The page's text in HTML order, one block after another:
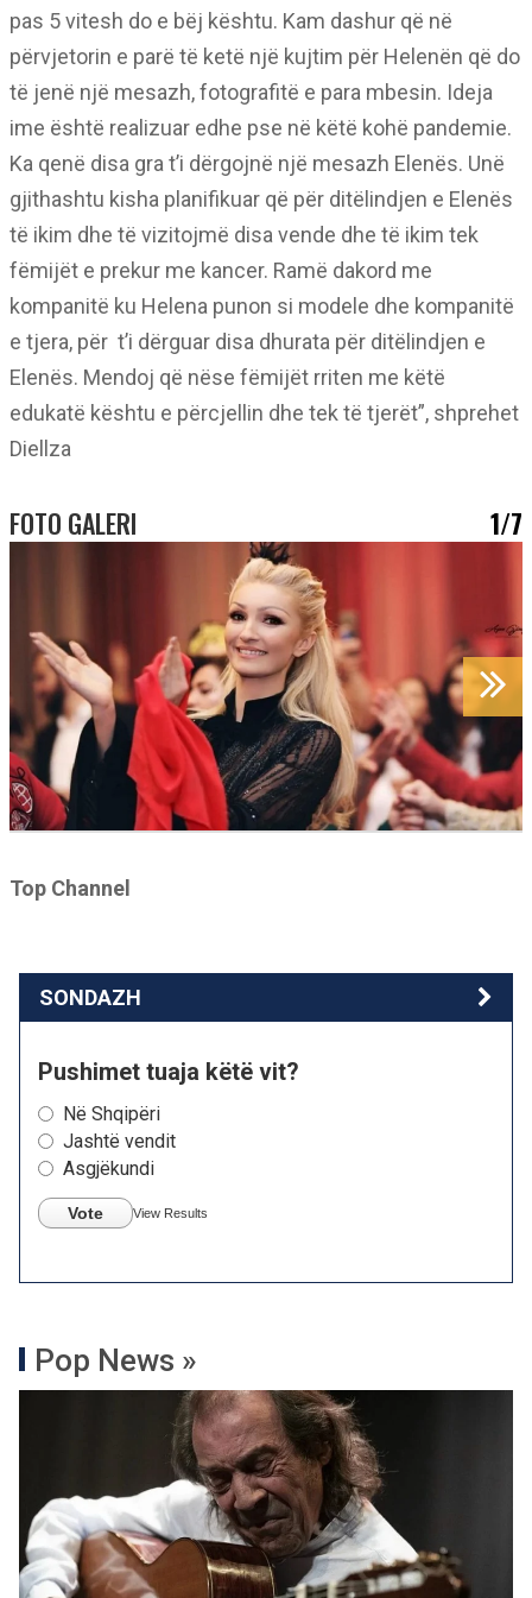
pas 5 vitesh do e bëj kështu. Kam dashur që në
përvjetorin e parë të ketë një kujtim për Helenën që do
të jenë një mesazh, fotografitë e para mbesin. Ideja
ime është realizuar edhe pse në këtë kohë pandemie.
Ka qenë disa gra t’i dërgojnë një mesazh Elenës. Unë
gjithashtu kisha planifikuar që për ditëlindjen e Elenës
të ikim dhe të vizitojmë disa vende dhe të ikim tek
fëmijët e prekur me kancer. Ramë dakord me
kompanitë ku Helena punon si modele dhe kompanitë
e tjera, për t’i dërguar disa dhurata për ditëlindjen e
Elenës. Mendoj që nëse fëmijët rriten me këtë
edukatë kështu e përcjellin dhe tek të tjerët”, shprehet
Diellza
FOTO GALERI 1/7
Top Channel
SONDAZH
Pushimet tuaja këtë vit?
Në Shqipëri
Jashtë vendit
Asgjëkundi
Vote View Results
Pop News »